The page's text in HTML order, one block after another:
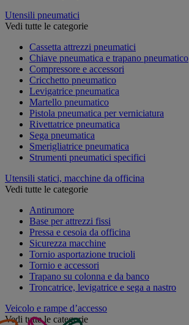
Utensili pneumatici
Vedi tutte le categorie
Cassetta attrezzi pneumatici
Chiave pneumatica e trapano pneumatico
Compressore e accessori
Cricchetto pneumatico
Levigatrice pneumatica
Martello pneumatico
Pistola pneumatica per verniciatura
Rivettatrice pneumatica
Sega pneumatica
Smerigliatrice pneumatica
Strumenti pneumatici specifici
Utensili statici, macchine da officina
Vedi tutte le categorie
Antirumore
Base per attrezzi fissi
Pressa e cesoia da officina
Sicurezza macchine
Tornio asportazione trucioli
Tornio e accessori
Trapano su colonna e da banco
Troncatrice, levigatrice e sega a nastro
Veicolo e rampe d’accesso
Vedi tutte le categorie